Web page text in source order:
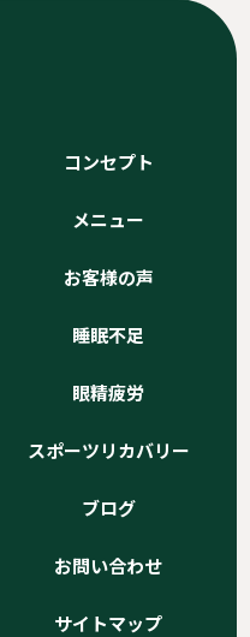
コンセプト
メニュー
お客様の声
睡眠不足
眼精疲労
スポーツリカバリー
ブログ
お問い合わせ
サイトマップ